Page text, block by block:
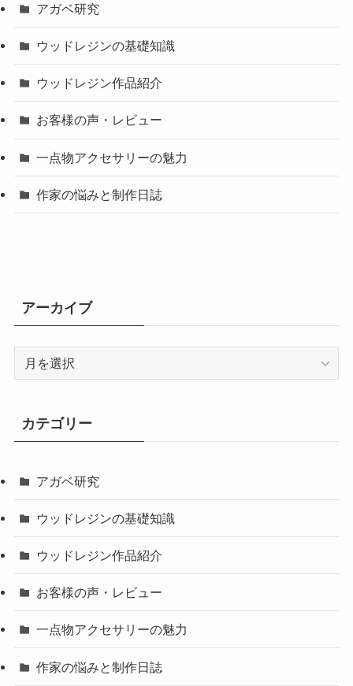
アガベ研究
ウッドレジンの基礎知識
ウッドレジン作品紹介
お客様の声・レビュー
一点物アクセサリーの魅力
作家の悩みと制作日誌
アーカイブ
ブ
カテゴリー
アガベ研究
ウッドレジンの基礎知識
ウッドレジン作品紹介
お客様の声・レビュー
一点物アクセサリーの魅力
作家の悩みと制作日誌